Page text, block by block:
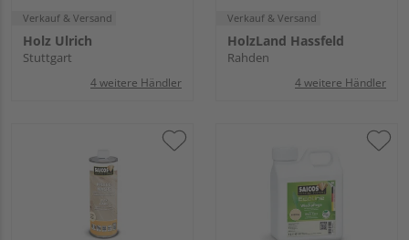
Verkauf & Versand
Holz Ulrich
Stuttgart
4 weitere Händler
Verkauf & Versand
HolzLand Hassfeld
Rahden
4 weitere Händler